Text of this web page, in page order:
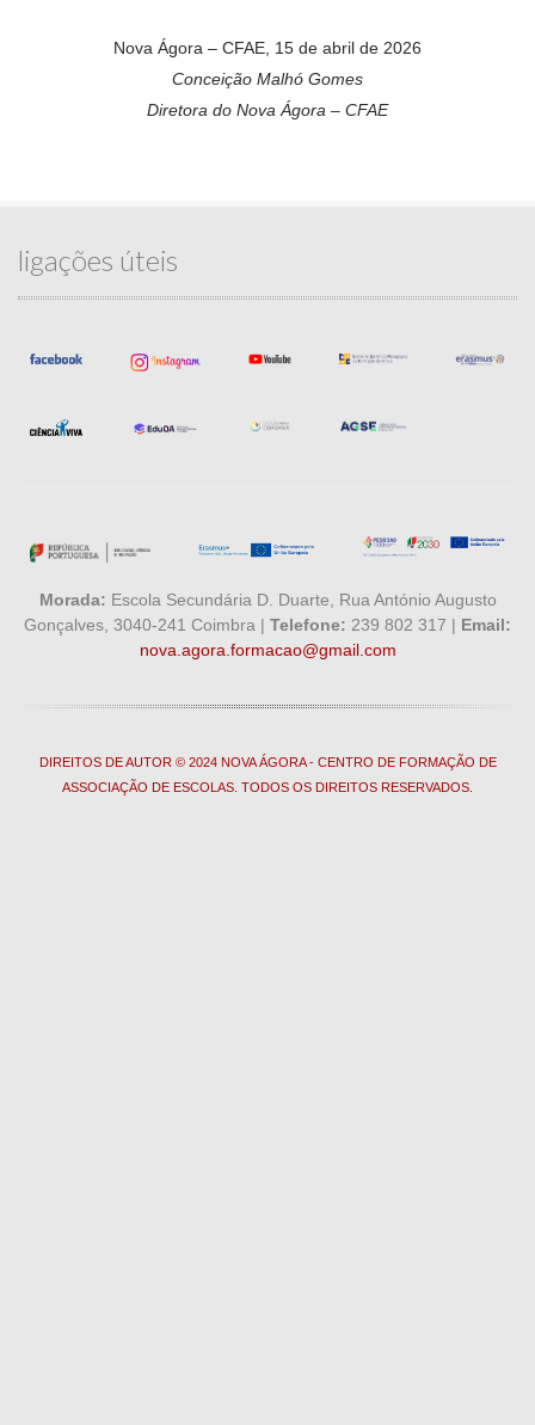
Nova Ágora – CFAE, 15 de abril de 2026
Conceição Malhó Gomes
Diretora do Nova Ágora – CFAE
ligações úteis
Morada: Escola Secundária D. Duarte, Rua António Augusto
Gonçalves, 3040-241 Coimbra | Telefone: 239 802 317 | Email:
nova.agora.formacao@gmail.com
DIREITOS DE AUTOR © 2024 NOVA ÁGORA - CENTRO DE FORMAÇÃO DE
ASSOCIAÇÃO DE ESCOLAS. TODOS OS DIREITOS RESERVADOS.